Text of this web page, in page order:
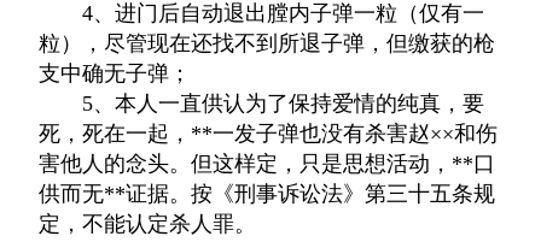
4、进门后自动退出膛内子弹一粒（仅有一
粒），尽管现在还找不到所退子弹，但缴获的枪
支中确无子弹；
5、本人一直供认为了保持爱情的纯真，要
死，死在一起，**一发子弹也没有杀害赵××和伤
害他人的念头。但这样定，只是思想活动，**口
供而无**证据。按《刑事诉讼法》第三十五条规
定，不能认定杀人罪。